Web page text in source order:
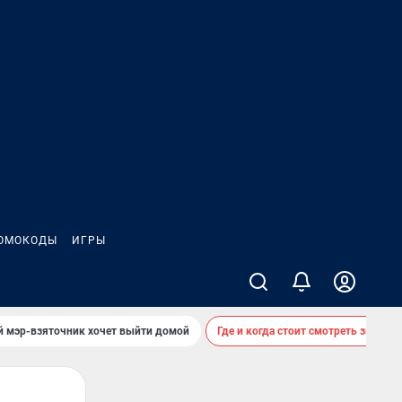
ИГРЫ
мэр-взяточник хочет выйти домой Где и когда стоит смотреть